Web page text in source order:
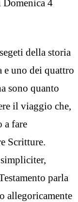
Domenica 4
della storia
e uno dei quattro
sono quanto
il viaggio che,
a fare
Scritture.
parla
allegoricamente